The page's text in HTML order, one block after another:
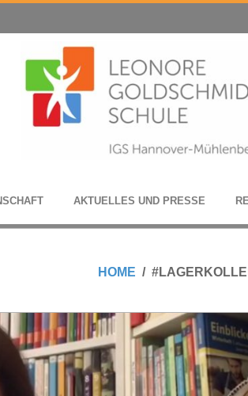
AKTU­EL­LES UND PRESSE
HOME